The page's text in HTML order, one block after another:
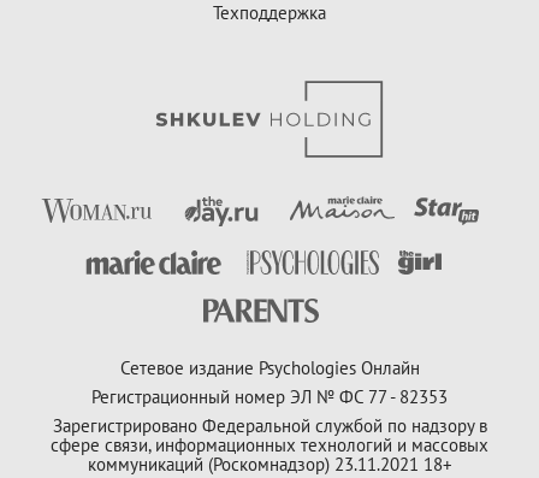
Техподдержка
Сетевое издание Psychologies Онлайн
Регистрационный номер ЭЛ № ФС 77 - 82353
Зарегистрировано Федеральной службой по надзору в
сфере связи, информационных технологий и массовых
коммуникаций (Роскомнадзор) 23.11.2021 18+